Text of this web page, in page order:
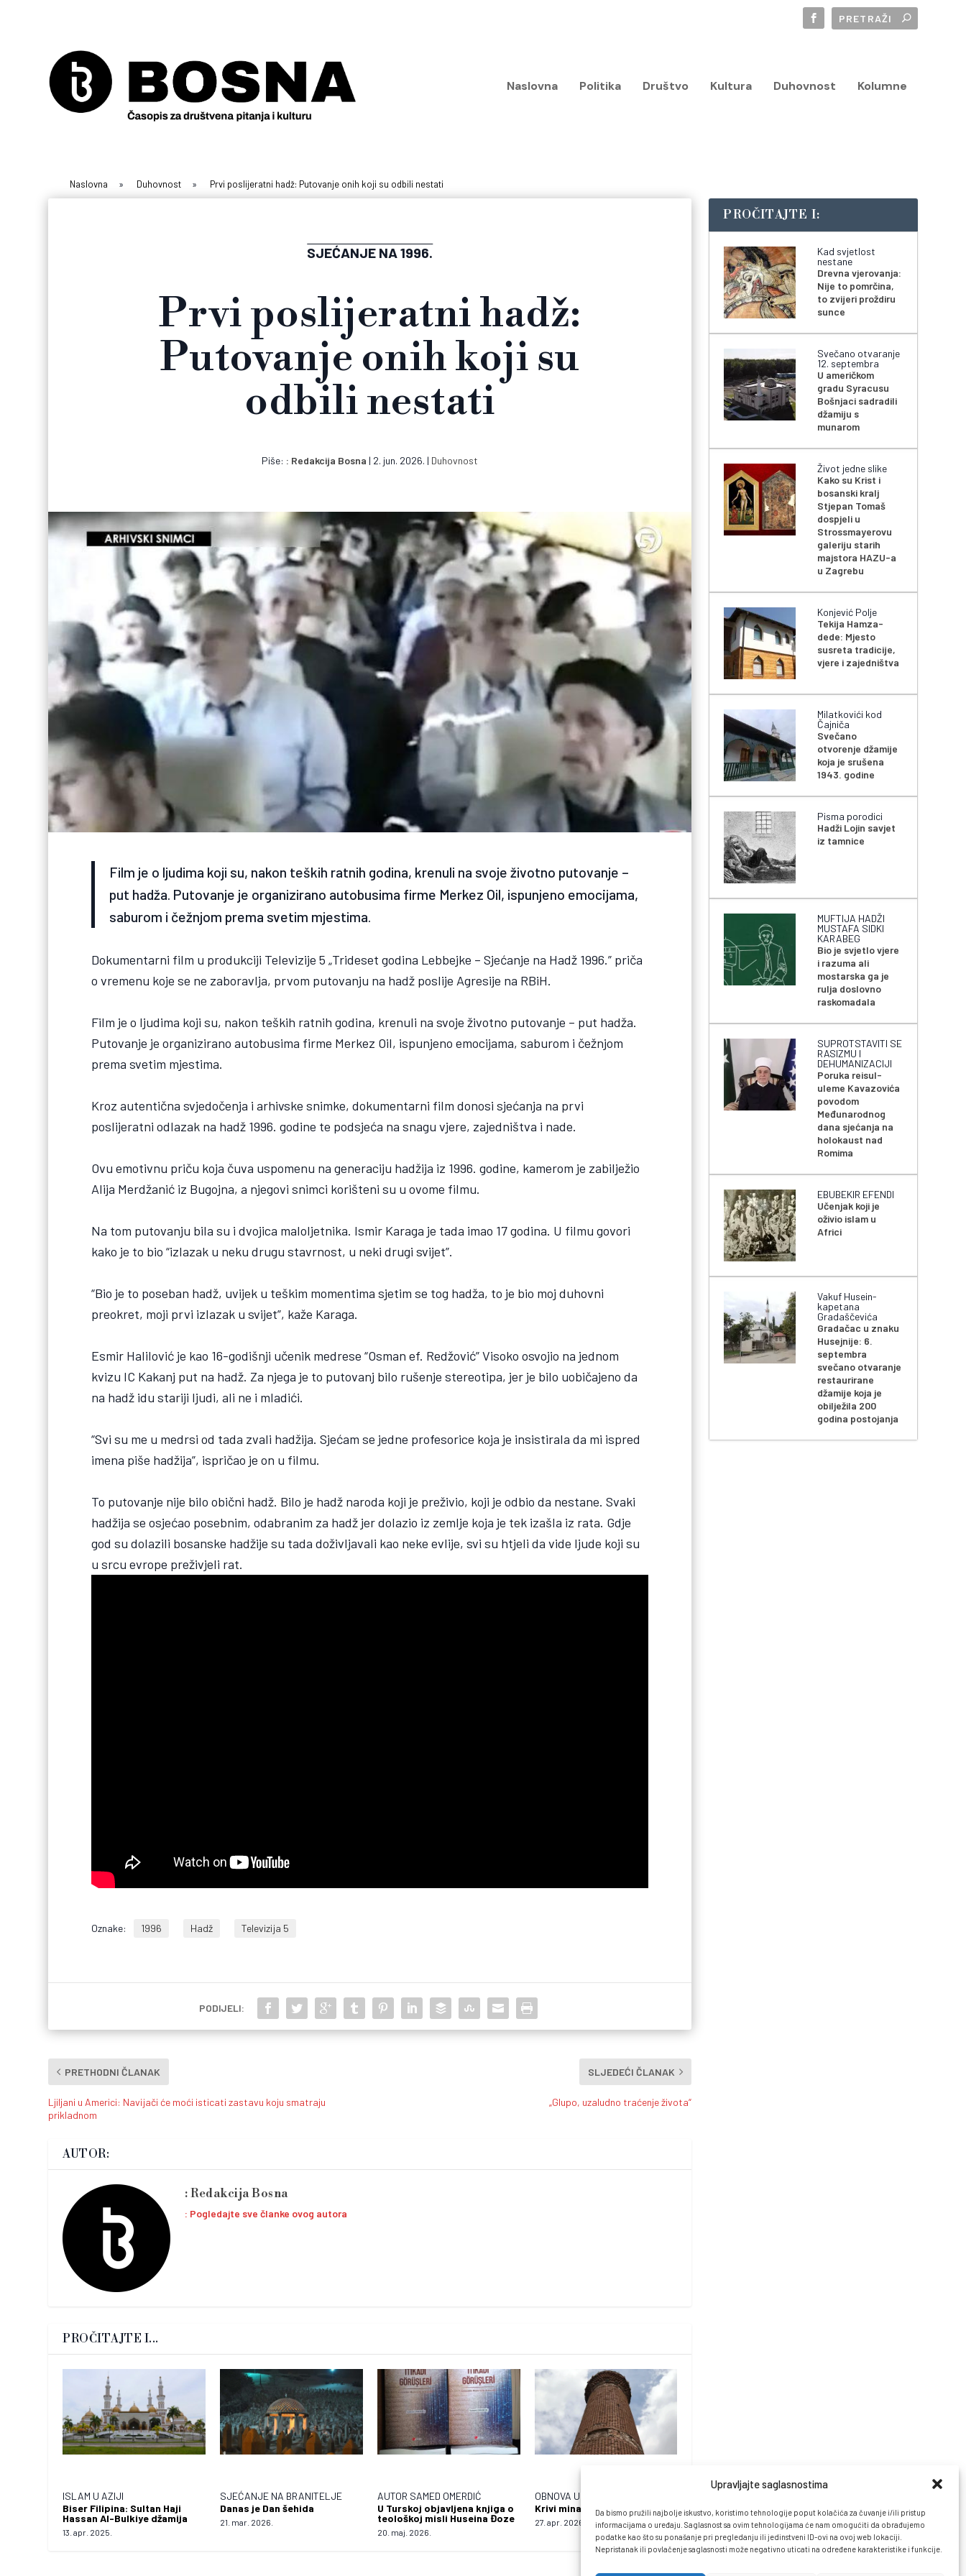
Upravljajte saglasnostima
Da bismo pružili najbolje iskustvo, koristimo tehnologije poput kolačića za čuvanje i/ili pristup
informacijama o uređaju. Saglasnost sa ovim tehnologijama će nam omogućiti da obrađujemo
podatke kao što su ponašanje pri pregledanju ili jedinstveni ID-ovi na ovoj web lokaciji.
Nepristanak ili povlačenje saglasnosti može negativno uticati na određene karakteristike i funkcije.
Naslovna Politika Društvo Kultura Duhovnost Kolumne
Naslovna » Duhovnost » Prvi poslijeratni hadž: Putovanje onih koji su odbili nestati
SJEĆANJE NA 1996.
Prvi poslijeratni hadž:
Putovanje onih koji su
odbili nestati
Piše: Redakcija Bosna | 2. jun. 2026. | Duhovnost
Film je o ljudima koji su, nakon teških ratnih godina, krenuli na svoje životno putovanje –
put hadža. Putovanje je organizirano autobusima firme Merkez Oil, ispunjeno emocijama,
saburom i čežnjom prema svetim mjestima.
Dokumentarni film u produkciji Televizije 5 „Trideset godina Lebbejke – Sjećanje na Hadž 1996.” priča
o vremenu koje se ne zaboravlja, prvom putovanju na hadž poslije Agresije na RBiH.
Film je o ljudima koji su, nakon teških ratnih godina, krenuli na svoje životno putovanje – put hadža.
Putovanje je organizirano autobusima firme Merkez Oil, ispunjeno emocijama, saburom i čežnjom
prema svetim mjestima.
Kroz autentična svjedočenja i arhivske snimke, dokumentarni film donosi sjećanja na prvi
poslijeratni odlazak na hadž 1996. godine te podsjeća na snagu vjere, zajedništva i nade.
Ovu emotivnu priču koja čuva uspomenu na generaciju hadžija iz 1996. godine, kamerom je zabilježio
Alija Merdžanić iz Bugojna, a njegovi snimci korišteni su u ovome filmu.
Na tom putovanju bila su i dvojica maloljetnika. Ismir Karaga je tada imao 17 godina. U filmu govori
kako je to bio “izlazak u neku drugu stavrnost, u neki drugi svijet”.
“Bio je to poseban hadž, uvijek u teškim momentima sjetim se tog hadža, to je bio moj duhovni
preokret, moji prvi izlazak u svijet”, kaže Karaga.
Esmir Halilović je kao 16-godišnji učenik medrese “Osman ef. Redžović” Visoko osvojio na jednom
kvizu IC Kakanj put na hadž. Za njega je to putovanj bilo rušenje stereotipa, jer je bilo uobičajeno da
na hadž idu stariji ljudi, ali ne i mladići.
“Svi su me u medrsi od tada zvali hadžija. Sjećam se jedne profesorice koja je insistirala da mi ispred
imena piše hadžija”, ispričao je on u filmu.
To putovanje nije bilo obični hadž. Bilo je hadž naroda koji je preživio, koji je odbio da nestane. Svaki
hadžija se osjećao posebnim, odabranim za hadž jer dolazio iz zemlje koja je tek izašla iz rata. Gdje
god su dolazili bosanske hadžije su tada doživljavali kao neke evlije, svi su htjeli da vide ljude koji su
u srcu evrope preživjeli rat.
Oznake: 1996 Hadž Televizija 5
PODIJELI:
PRETHODNI ČLANAK
Ljiljani u Americi: Navijači će moći isticati zastavu koju smatraju
prikladnom
SLJEDEĆI ČLANAK
„Glupo, uzaludno traćenje života“
AUTOR:
Redakcija Bosna
Pogledajte sve članke ovog autora
PROČITAJTE I...
ISLAM U AZIJI
Biser Filipina: Sultan Haji
Hassan Al-Bulkiye džamija
13. apr. 2025.
SJEĆANJE NA BRANITELJE
Danas je Dan šehida
21. mar. 2026.
AUTOR SAMED OMERDIĆ
U Turskoj objavljena knjiga o
teološkoj misli Huseina Đoze
20. maj. 2026.
OBNOVA U TOKU
Krivi minaret u Sivasu
27. apr. 2026.
PROČITAJTE I:
Kad svjetlost
nestane
Drevna vjerovanja:
Nije to pomrčina,
to zvijeri proždiru
sunce
Svečano otvaranje
12. septembra
U američkom
gradu Syracusu
Bošnjaci sadradili
džamiju s
munarom
Život jedne slike
Kako su Krist i
bosanski kralj
Stjepan Tomaš
dospjeli u
Strossmayerovu
galeriju starih
majstora HAZU-a
u Zagrebu
Konjević Polje
Tekija Hamza-
dede: Mjesto
susreta tradicije,
vjere i zajedništva
Milatkovići kod
Čajniča
Svečano
otvorenje džamije
koja je srušena
1943. godine
Pisma porodici
Hadži Lojin savjet
iz tamnice
MUFTIJA HADŽI
MUSTAFA SIDKI
KARABEG
Bio je svjetlo vjere
i razuma ali
mostarska ga je
rulja doslovno
raskomadala
SUPROTSTAVITI SE
RASIZMU I
DEHUMANIZACIJI
Poruka reisul-
uleme Kavazovića
povodom
Međunarodnog
dana sjećanja na
holokaust nad
Romima
EBUBEKIR EFENDI
Učenjak koji je
oživio islam u
Africi
Vakuf Husein-
kapetana
Gradaščevića
Gradačac u znaku
Husejnije: 6.
septembra
svečano otvaranje
restaurirane
džamije koja je
obilježila 200
godina postojanja